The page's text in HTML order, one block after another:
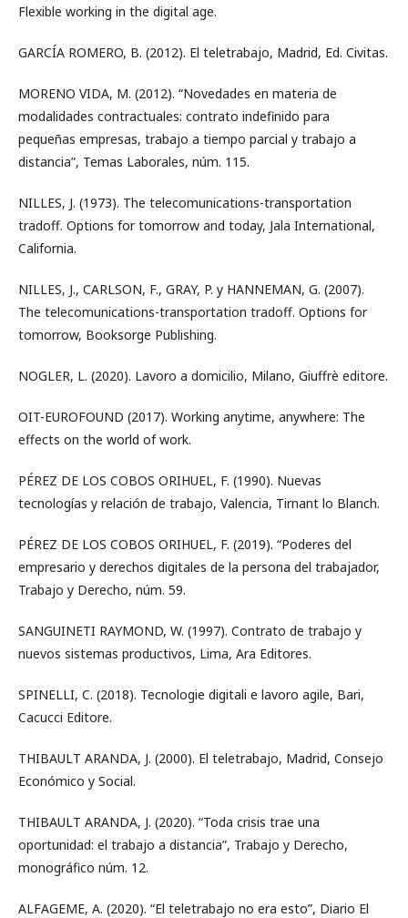
Flexible working in the digital age.
GARCÍA ROMERO, B. (2012). El teletrabajo, Madrid, Ed. Civitas.
MORENO VIDA, M. (2012). “Novedades en materia de
modalidades contractuales: contrato indefinido para
pequeñas empresas, trabajo a tiempo parcial y trabajo a
distancia”, Temas Laborales, núm. 115.
NILLES, J. (1973). The telecomunications-transportation
tradoff. Options for tomorrow and today, Jala International,
California.
NILLES, J., CARLSON, F., GRAY, P. y HANNEMAN, G. (2007).
The telecomunications-transportation tradoff. Options for
tomorrow, Booksorge Publishing.
NOGLER, L. (2020). Lavoro a domicilio, Milano, Giuffrè editore.
OIT-EUROFOUND (2017). Working anytime, anywhere: The
effects on the world of work.
PÉREZ DE LOS COBOS ORIHUEL, F. (1990). Nuevas
tecnologías y relación de trabajo, Valencia, Tirnant lo Blanch.
PÉREZ DE LOS COBOS ORIHUEL, F. (2019). “Poderes del
empresario y derechos digitales de la persona del trabajador,
Trabajo y Derecho, núm. 59.
SANGUINETI RAYMOND, W. (1997). Contrato de trabajo y
nuevos sistemas productivos, Lima, Ara Editores.
SPINELLI, C. (2018). Tecnologie digitali e lavoro agile, Bari,
Cacucci Editore.
THIBAULT ARANDA, J. (2000). El teletrabajo, Madrid, Consejo
Económico y Social.
THIBAULT ARANDA, J. (2020). “Toda crisis trae una
oportunidad: el trabajo a distancia”, Trabajo y Derecho,
monográfico núm. 12.
ALFAGEME, A. (2020). “El teletrabajo no era esto”, Diario El